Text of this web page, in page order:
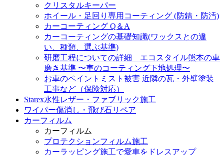
クリスタルキーパー
ホイール・足回り専用コーティング (防錆・防汚)
カーコーティング Q＆A
カーコーティングの基礎知識(ワックスとの違
い、種類、選ぶ基準)
研磨工程についての詳細 エコスタイル熊本の車
磨き基準 〜車のコーティング下地処理〜
お車のペイントミスト被害 近隣の瓦・外壁塗装
工事など（保険対応）
Starex水性レザー・ファブリック施工
ワイパー傷消し・飛び石リペア
カーフィルム
カーフィルム
プロテクションフィルム施工
カーラッピング施工で愛車をドレスアップ